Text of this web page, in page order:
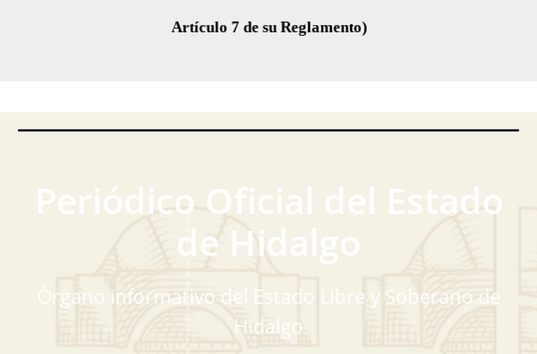
Artículo 7 de su Reglamento)
Periódico Oficial del Estado
de Hidalgo
Órgano informativo del Estado Libre y Soberano de
Hidalgo